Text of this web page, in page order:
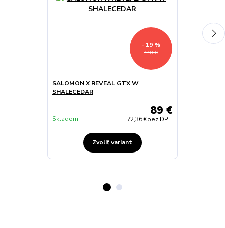
110 €
- 19 %
SALOMON X REVEAL GTX W
SHALECEDAR
89 €
72,36 €bez DPH
Skladom
Zvoliť variant